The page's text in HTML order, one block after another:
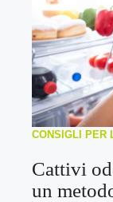
CONSIGLI PER
Cattivi
un